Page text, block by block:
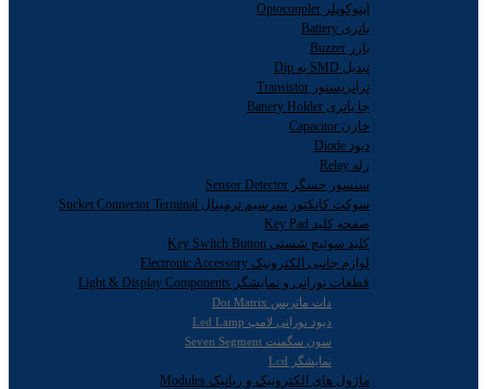
اپتوکوپلر Optocoupler
باتری Battery
بازر Buzzer
تبدیل SMD به Dip
ترانزیستور Transistor
جا باتری Battery Holder
خازن Capacitor
دیود Diode
رله Relay
سنسور حسگر Sensor Detector
سوکت کانکتور سرسیم ترمینال Sucket Connector Terminal
صفحه کلید Key Pad
کلید سوئیچ شستی Key Switch Button
لوازم جانبی الکترونیک Electronic Accessory
قطعات نورانی و نمایشگر Light & Display Components
دات ماتریس Dot Matrix
دیود نورانی لامپ Led Lamp
سون سگمنت Seven Segment
نمایشگر Lcd
ماژول های الکترونیک و رباتیک Modules